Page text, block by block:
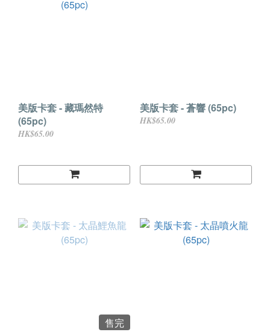
美版卡套 - 藏瑪然特
(65pc)
HK$65.00
美版卡套 - 蒼響 (65pc)
HK$65.00
售完